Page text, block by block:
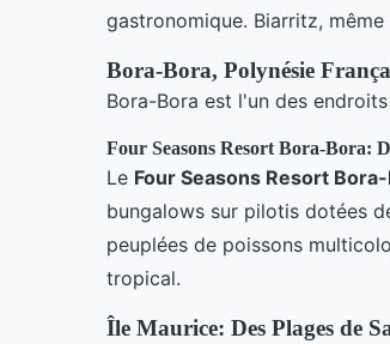
gastronomique. Biarritz,
Bora-Bora, Polynésie
Bora-Bora est l'un des
Four Seasons Resort Bora-Bora:
Le Four Seasons Resort
bungalows sur pilotis dotées
peuplées de poissons
tropical.
Île Maurice: Des Plages de